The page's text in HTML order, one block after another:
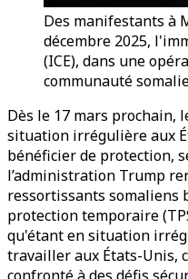
Des manifestants à
décembre 2025,
(ICE), dans une
communauté
Dès le 17 mars prochain,
situation irrégulière aux
bénéficier de protection,
l’administration Trump
ressortissants somaliens
protection temporaire
qu'étant en situation
travailler aux États-Unis,